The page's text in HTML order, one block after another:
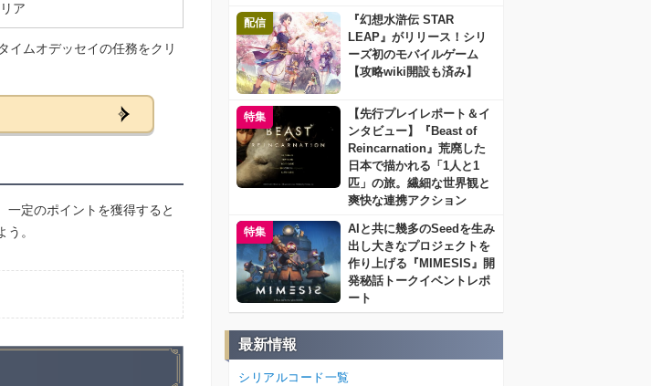
ア
イムオデッセイの任務をクリ
一定のポイントを獲得すると
。
配信
『幻想水滸伝 STAR
LEAP』がリリース！シリ
ーズ初のモバイルゲーム
【攻略wiki開設も済み】
特集
【先行プレイレポート＆イ
ンタビュー】『Beast of
Reincarnation』荒廃した
日本で描かれる「1人と1
匹」の旅。繊細な世界観と
爽快な連携アクション
特集
AIと共に幾多のSeedを生み
出し大きなプロジェクトを
作り上げる『MIMESIS』開
発秘話トークイベントレポ
ート
最新情報
シリアルコード一覧